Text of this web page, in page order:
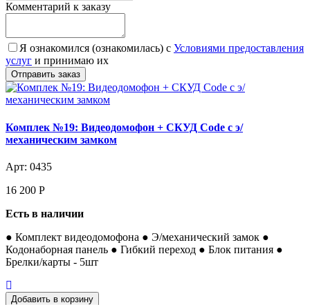
Комментарий к заказу
Я ознакомился (ознакомилась) с Условиями предоставления
услуг и принимаю их
Комплек №19: Видеодомофон + СКУД Code с э/
механическим замком
Арт: 0435
16 200 Р
Есть в наличии
● Комплект видеодомофона ● Э/механический замок ●
Кодонаборная панель ● Гибкий переход ● Блок питания ●
Брелки/карты - 5шт